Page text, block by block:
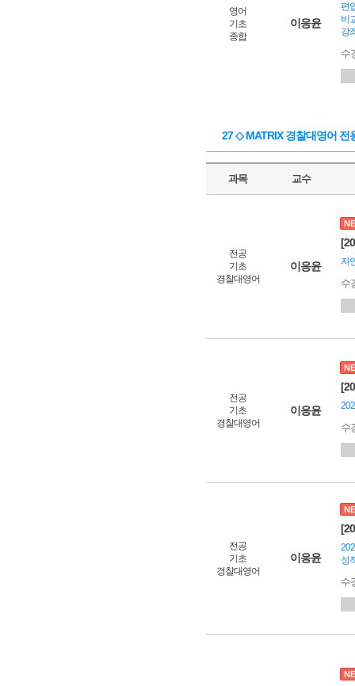
영어
기초
종합
이응윤
편
비
강
수
27 ◇ MATRIX 경찰대영어 전
과목 교수
전공
기초
경찰대영어
이응윤 자
수
전공
기초
경찰대영어
이응윤
수
전공
기초
경찰대영어
이응윤
성
수